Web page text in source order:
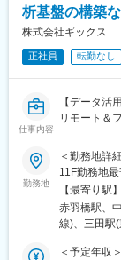
変更の範囲
また、AIを
入れながら
<具体的な業
・体験コン
・情報設計
・プロトタ
・チームと
・継続的な
■プロジェク
・化粧品メ
ョン戦略立
グロース支援
析基盤の構築
株式会社ギックス
正社員 転勤なし
仕事内容
【データ活
リモート＆
■募集背景：
当社では「
げ、クライ
供するコン
するデータ
2022年3月
勤務地
＜勤務地詳
11F勤務地
敷地内喫煙
府大阪市北
BASE 4階
【最寄り駅】
赤羽橋駅、
線)、三田駅
＜予定年収